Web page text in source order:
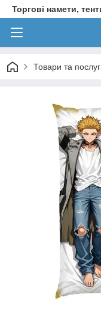
Торгові намети,
Товари та